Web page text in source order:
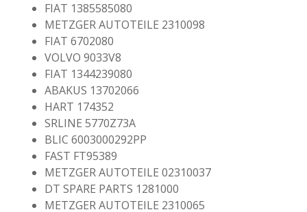
FIAT 1385585080
METZGER AUTOTEILE 2310098
FIAT 6702080
VOLVO 9033V8
FIAT 1344239080
ABAKUS 13702066
HART 174352
SRLINE 5770Z73A
BLIC 6003000292PP
FAST FT95389
METZGER AUTOTEILE 02310037
DT SPARE PARTS 1281000
METZGER AUTOTEILE 2310065